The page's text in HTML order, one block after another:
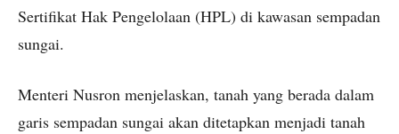
Sertifikat Hak Pengelolaan (HPL) di kawasan sempadan
sungai.
Menteri Nusron menjelaskan, tanah yang berada dalam
garis sempadan sungai akan ditetapkan menjadi tanah